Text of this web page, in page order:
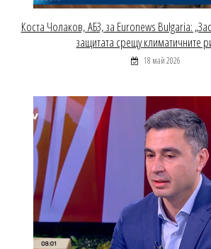
Коста Чолаков, АБЗ, за Euronews Bulgaria:
защитата срещу климатичните
18 май 2026